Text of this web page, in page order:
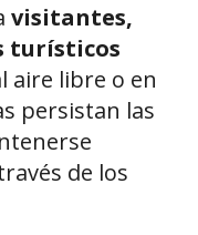
visitantes,
turísticos
aire libre o en
persistan las
de los